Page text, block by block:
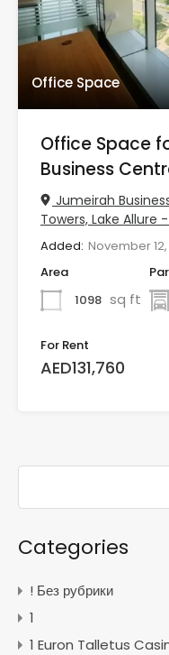
Office Space
Office Space
Business
Jumeirah
Towers, Lake Allure
Added: November
Area
1098 sq ft
For Rent
AED131,760
Categories
! Без рубрики
1
1 Euron Talletus